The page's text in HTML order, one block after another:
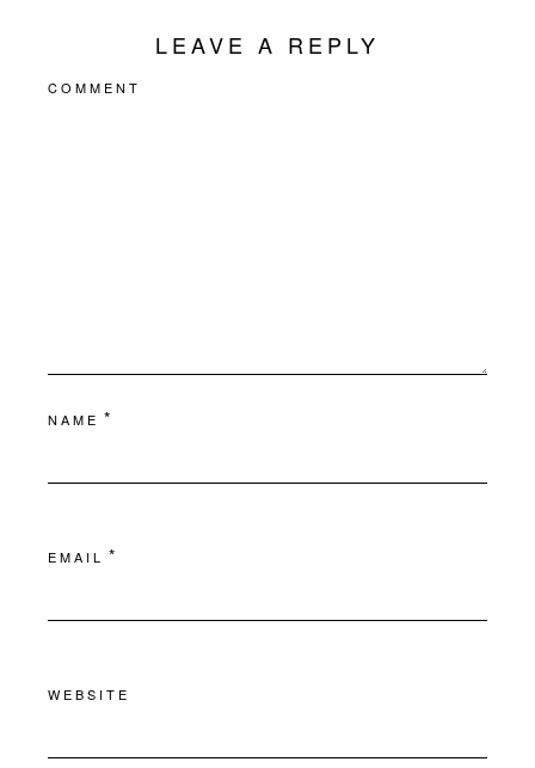
LEAVE A REPLY
COMMENT
NAME *
EMAIL *
WEBSITE